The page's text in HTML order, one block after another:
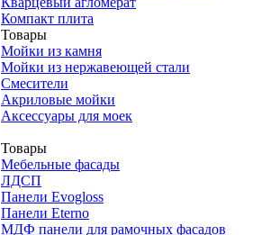
Компакт плита
Товары
Мойки из камня
Мойки из нержавеющей стали
Смесители
Акриловые мойки
Аксессуары для моек
Товары
Мебельные фасады
ЛДСП
Панели Evogloss
Панели Eterno
МДФ панели для рамочных фасадов